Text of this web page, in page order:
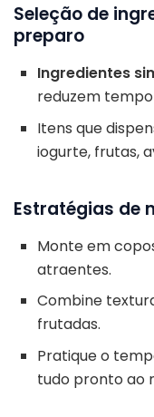
Seleção de
preparo
Ingredientes
reduzem
Itens que
iogurte, frutas,
Estratégias de
Monte em
atraentes.
Combine
frutadas.
Pratique o
tudo pronto ao